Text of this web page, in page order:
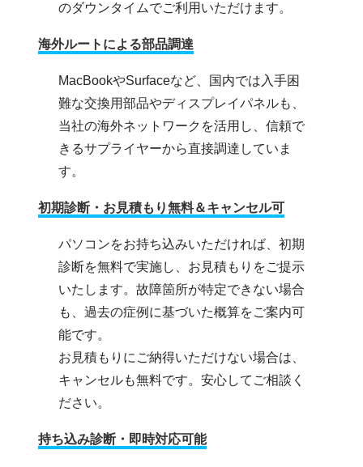
のダウンタイムでご利用いただけます。
海外ルートによる部品調達
MacBookやSurfaceなど、国内では入手困
難な交換用部品やディスプレイパネルも、
当社の海外ネットワークを活用し、信頼で
きるサプライヤーから直接調達していま
す。
初期診断・お見積もり無料＆キャンセル可
パソコンをお持ち込みいただければ、初期
診断を無料で実施し、お見積もりをご提示
いたします。故障箇所が特定できない場合
も、過去の症例に基づいた概算をご案内可
能です。
お見積もりにご納得いただけない場合は、
キャンセルも無料です。安心してご相談く
ださい。
持ち込み診断・即時対応可能